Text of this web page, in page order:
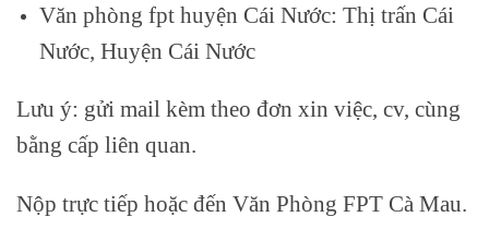
Văn phòng fpt huyện Cái Nước: Thị trấn Cái
Nước, Huyện Cái Nước
Lưu ý: gửi mail kèm theo đơn xin việc, cv, cùng
bằng cấp liên quan.
Nộp trực tiếp hoặc đến Văn Phòng FPT Cà Mau.